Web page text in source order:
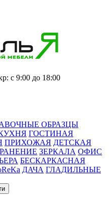
с 9:00 до 18:00
ОБРАЗЦЫ
ГОСТИНАЯ
ПРИХОЖАЯ ДЕТСКАЯ
ЗЕРКАЛА ОФИС
БЕСКАРКАСНАЯ
ДАЧА ГЛАДИЛЬНЫЕ